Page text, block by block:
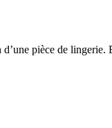
pièce de